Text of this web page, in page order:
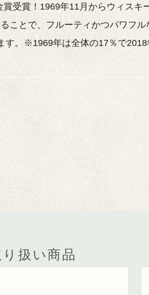
受賞！1969年11月からウィス
ことで、フルーティかつパワフ
。※1969年は全体の17％で2018
り扱い商品